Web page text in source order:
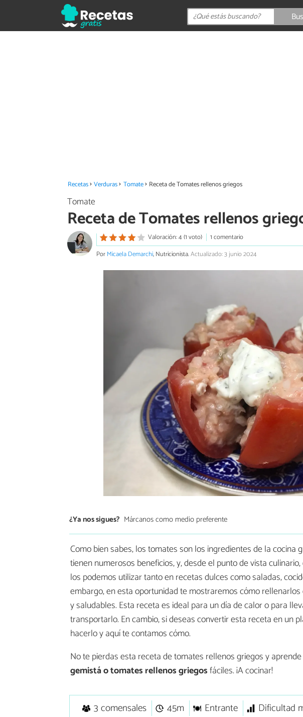
Recetas Verduras Tomate Receta de Tomates rellenos griegos
Tomate
Receta de Tomates rellenos
Valoración: 4 (1 voto)
1 comentario
PorMicaela Demarchi, Nutricionista.Actualizado: 3 junio 2024
¿Ya nos sigues? Márcanos como medio preferente
Como bien sabes, los tomates son los ingredientes de la cocina
tienen numerosos beneficios, y, desde el punto de vista
los podemos utilizar tanto en recetas dulces como saladas,
embargo, en esta oportunidad te mostraremos cómo
y saludables. Esta receta es ideal para un día de calor o para
transportarlo. En cambio, si deseas convertir esta receta en un
hacerlo y aquí te contamos cómo.
No te pierdas esta receta de tomates rellenos griegos y
gemistá o tomates rellenos griegosfáciles. ¡A cocinar!
3 comensales 45m Entrante
Dificultad